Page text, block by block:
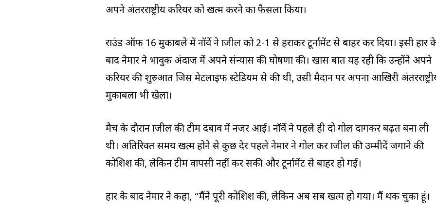
अपने अंतरराष्ट्रीय करियर को खत्म करने का फैसला किया।
राउंड ऑफ 16 मुकाबले में नॉर्वे ने ब्राजील को 2-1 से हराकर टूर्नामेंट से बाहर कर दिया। इसी हार
बाद नेमार ने भावुक अंदाज में अपने संन्यास की घोषणा की। खास बात यह रही कि उन्होंने अपने
करियर की शुरुआत जिस मेटलाइफ स्टेडियम से की थी, उसी मैदान पर अपना आखिरी
मुकाबला भी खेला।
मैच के दौरान ब्राजील की टीम दबाव में नजर आई। नॉर्वे ने पहले ही दो गोल दागकर बढ़त बना ली
थी। अतिरिक्त समय खत्म होने से कुछ देर पहले नेमार ने गोल कर ब्राजील की उम्मीदें जगाने की
कोशिश की, लेकिन टीम वापसी नहीं कर सकी और टूर्नामेंट से बाहर हो गई।
हार के बाद नेमार ने कहा, “मैंने पूरी कोशिश की, लेकिन अब सब खत्म हो गया। मैं थक चुका हूं।